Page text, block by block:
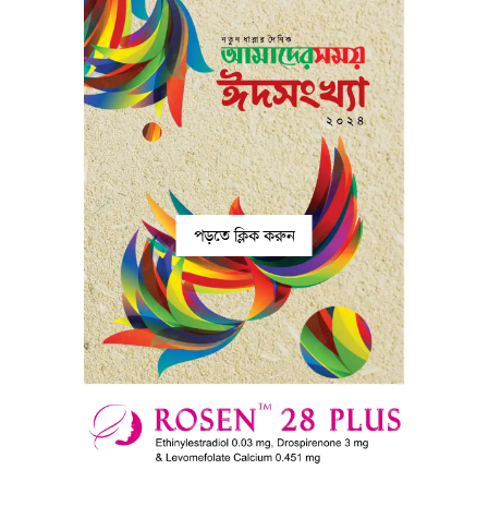
পড়তে ক্লিক করুন